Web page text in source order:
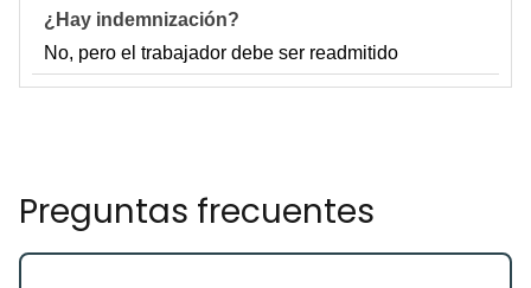
No, pero el trabajador debe ser readmitido
Preguntas frecuentes